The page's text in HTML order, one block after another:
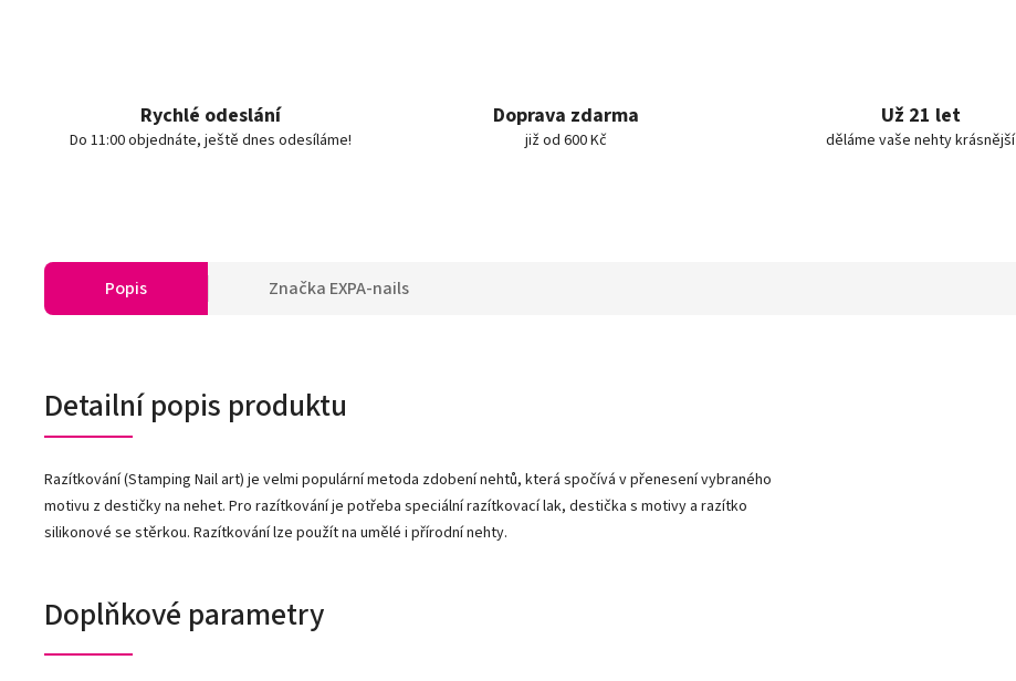
Rychlé odeslání
Do 11:00 objednáte, ještě dnes odesíláme!
Doprava zdarma
již od 600 Kč
Už 21 let
děláme vaše nehty krásnější
Popis Značka EXPA-nails
Detailní popis produktu
Razítkování (Stamping Nail art) je velmi populární metoda zdobení nehtů, která spočívá v přenesení vybraného
motivu z destičky na nehet. Pro razítkování je potřeba speciální razítkovací lak, destička s motivy a razítko
silikonové se stěrkou. Razítkování lze použít na umělé i přírodní nehty.
Doplňkové parametry